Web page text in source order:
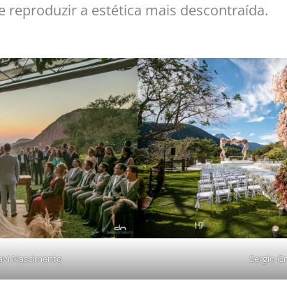
reproduzir a estética mais descontraída.
Nascimento Sergio